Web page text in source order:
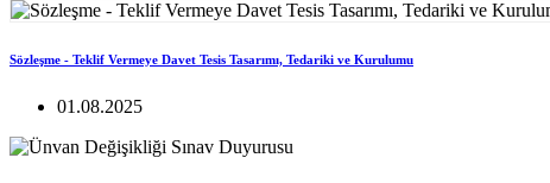
Sözleşme - Teklif Vermeye Davet Tesis Tasarımı, Tedariki ve Kurulumu
01.08.2025